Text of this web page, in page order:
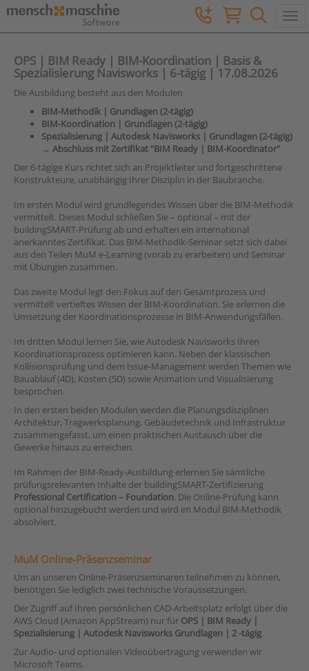
OPS | BIM Ready | BIM-Koordination | Basis &
Spezialisierung Navisworks | 6-tägig | 17.08.2026
Die Ausbildung besteht aus den Modulen
BIM-Methodik | Grundlagen (2-tägig)
BIM-Koordination | Grundlagen (2-tägig)
Spezialisierung | Autodesk Navisworks | Grundlagen (2-tägig)
→ Abschluss mit Zertifikat "BIM Ready | BIM-Koordinator"
Der 6-tägige Kurs richtet sich an Projektleiter und fortgeschrittene
Konstrukteure, unabhängig Ihrer Disziplin in der Baubranche.
Im ersten Modul wird grundlegendes Wissen über die BIM-Methodik
vermittelt. Dieses Modul schließen Sie – optional – mit der
buildingSMART-Prüfung ab und erhalten ein international
anerkanntes Zertifikat. Das BIM-Methodik-Seminar setzt sich dabei
aus den Teilen MuM e-Learning (vorab zu erarbeiten) und Seminar
mit Übungen zusammen.
Das zweite Modul legt den Fokus auf den Gesamtprozess und
vermittelt vertieftes Wissen der BIM-Koordination. Sie erlernen die
Umsetzung der Koordinationsprozesse in BIM-Anwendungsfällen.
Im dritten Modul lernen Sie, wie Autodesk Navisworks Ihren
Koordinationsprozess optimieren kann. Neben der klassischen
Kollisionsprüfung und dem Issue-Management werden Themen wie
Bauablauf (4D), Kosten (5D) sowie Animation und Visualisierung
besprochen.
In den ersten beiden Modulen werden die Planungsdisziplinen
Architektur, Tragwerksplanung, Gebäudetechnik und Infrastruktur
zusammengefasst, um einen praktischen Austausch über die
Gewerke hinaus zu erreichen.
Im Rahmen der BIM-Ready-Ausbildung erlernen Sie sämtliche
prüfungsrelevanten Inhalte der buildingSMART-Zertifizierung
Professional Certification – Foundation. Die Online-Prüfung kann
optional hinzugebucht werden und wird im Modul BIM-Methodik
absolviert.
MuM Online-Präsenzseminar
Um an unseren Online-Präsenzseminaren teilnehmen zu können,
benötigen Sie lediglich zwei technische Voraussetzungen.
Der Zugriff auf Ihren persönlichen CAD-Arbeitsplatz erfolgt über die
AWS Cloud (Amazon AppStream) nur für OPS | BIM Ready |
Spezialisierung | Autodesk Navisworks Grundlagen | 2 -tägig.
Zur Audio- und optionalen Videoübertragung verwenden wir
Microsoft Teams.